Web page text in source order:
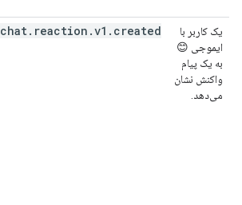
یک کاربر با
ایموجی 😊
به یک پیام
واکنش نشان
می‌دهد.
chat. reaction .v1 . created